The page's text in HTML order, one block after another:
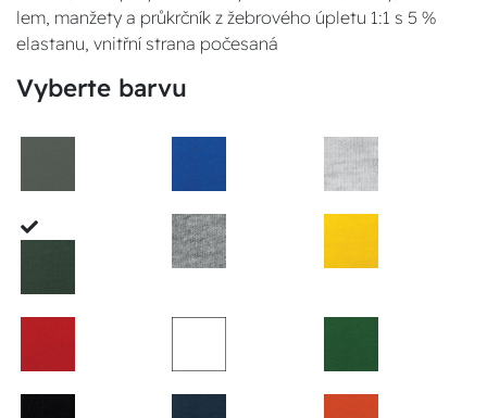
lem, manžety a průkrčník z žebrového úpletu 1:1 s 5 %
elastanu, vnitřní strana počesaná
Vyberte barvu